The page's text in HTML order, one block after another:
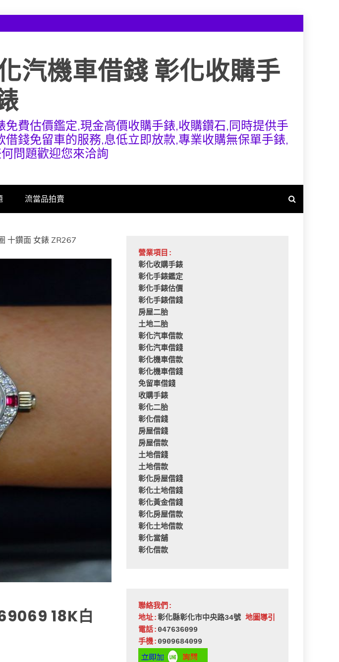
汽機車借錢 彰化收購手
費估價鑑定,現金高價收購手錶,收購鑽石,同時提供手
錢免留車的服務,息低立即放款,專業收購無保單手錶,
問題歡迎您來洽詢
流當品拍賣
十鑽面 女錶 ZR267
18K白
營業項目:
彰化收購手錶
彰化手錶鑑定
彰化手錶估價
彰化手錶借錢
房屋二胎
土地二胎
彰化汽車借款
彰化汽車借錢
彰化機車借款
彰化機車借錢
免留車借錢
收購手錶
彰化二胎
彰化借錢
房屋借錢
房屋借款
土地借錢
土地借款
彰化房屋借錢
彰化土地借錢
彰化黃金借錢
彰化房屋借款
彰化土地借款
彰化當舖
彰化借款
聯絡我們:
地址:彰化縣彰化市中央路34號 地圖導引
電話: 047636099
手機: 0909684099